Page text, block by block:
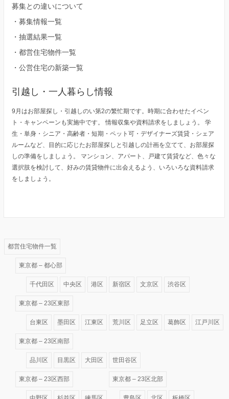
募集との違いについて
・ 募集情報一覧
・ 抽選結果一覧
・ 都営住宅物件一覧
・ 公営住宅の新築一覧
引越し・一人暮らし情報
9月はお部屋探し・引越しのい第2の繁忙期です。時期に合わせたイベン
ト・キャンペーンも実施中です。 情報収集や資料請求をしましょう。 学
生・単身・シニア・高齢者・短期・ペット可・デザイナーズ賃貸・シェア
ルームなど、目的に応じたお部屋探しと引越しの計画を立てて、お部屋探
しの準備をしましょう。 マンション、アパート、戸建て賃貸など、色々な
選択肢を検討して、好みの賃貸物件に出会えるよう、いろいろな資料請求
をしましょう。
都営住宅物件一覧
東京都 – 都心部
千代田区 中央区 港区 新宿区 文京区 渋谷区
東京都 – 23区東部
台東区 墨田区 江東区 荒川区 足立区 葛飾区 江戸川区
東京都 – 23区南部
品川区 目黒区 大田区 世田谷区
東京都 – 23区西部 東京都 – 23区北部